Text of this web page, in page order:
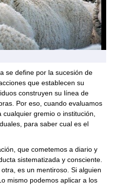
se define por la sucesión de
que establecen su
construyen su línea de
Por eso, cuando evaluamos
gremio o institución,
para saber cual es el
que cometemos a diario y
sistematizada y consciente.
es un mentiroso. Si alguien
mismo podemos aplicar a los